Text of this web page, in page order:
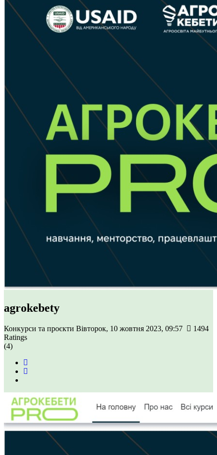
agrokebety
Конкурси та проєкти Вівторок, 10 жовтня 2023, 09:57
1494
Ratings
(4)